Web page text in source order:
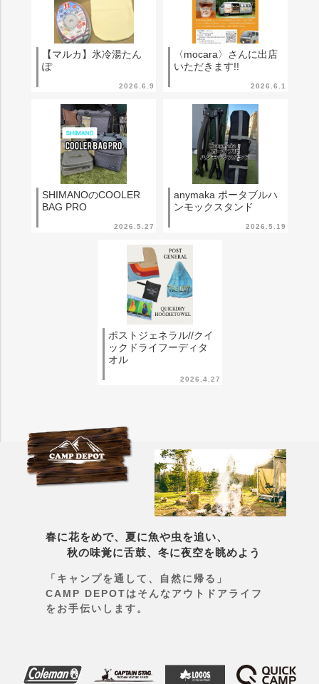
2026.6.9
【マルカ】氷冷湯たん
ぽ
2026.6.1
〈mocara〉さんに出店
いただきます!!
2026.5.27
SHIMANOのCOOLER
BAG PRO
2026.5.19
anymaka ポータブルハ
ンモックスタンド
2026.4.27
ポストジェネラル//クイ
ックドライフーディタ
オル
春に花をめで、夏に魚や虫を追い、
秋の味覚に舌鼓、冬に夜空を眺めよう
「キャンプを通して、自然に帰る」
CAMP DEPOTはそんなアウトドアライフ
をお手伝いします。